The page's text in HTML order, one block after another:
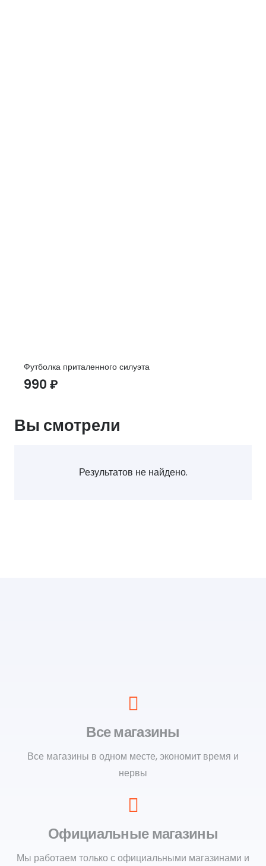
Футболка приталенного силуэта
990 ₽
Вы смотрели
Результатов не найдено.
Все магазины
Все магазины в одном месте, экономит время и
нервы
Официальные магазины
Мы работаем только с официальными магазинами и